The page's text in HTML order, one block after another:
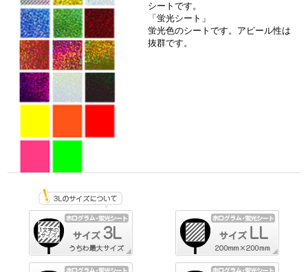
シートです。
「蛍光シート」
蛍光色のシートです。アピール性は
抜群です。